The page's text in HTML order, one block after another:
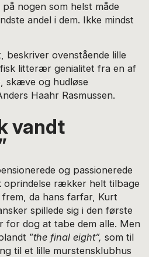
nogen som helst måde
andel i dem. Ikke mindst
beskriver ovenstående lille
litterær genialitet fra en af
skæve og hudløse
Haahr Rasmussen.
vandt
og passionerede
oprindelse rækker helt tilbage
da hans farfar, Kurt
spillede sig i den første
for dog at tabe dem alle. Men
”the final eight”, som til
til et lille murstensklubhus